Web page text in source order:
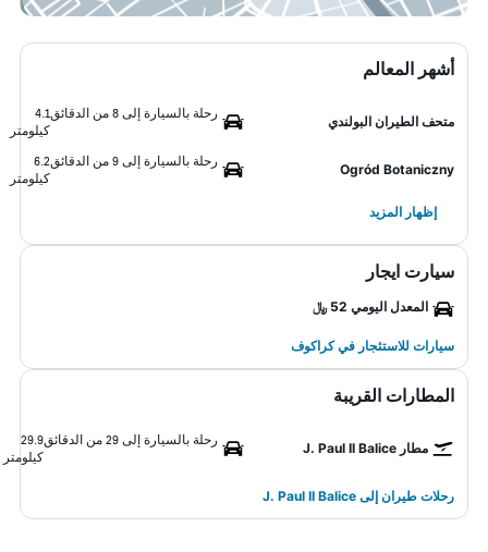
أشهر المعالم
متحف الطيران البولندي
رحلة بالسيارة إلى 8 من الدقائق
4.1
كيلومتر
Ogród Botaniczny
رحلة بالسيارة إلى 9 من الدقائق
6.2
كيلومتر
إظهار المزيد
سيارت ايجار
المعدل اليومي 52 ﷼
سيارات للاستئجار في كراكوف
المطارات القريبة
مطار J. Paul II Balice
رحلة بالسيارة إلى 29 من الدقائق
29.9
كيلومتر
رحلات طيران إلى J. Paul II Balice